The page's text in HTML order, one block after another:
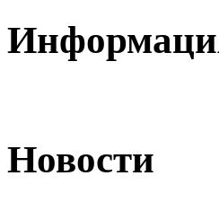
Новости